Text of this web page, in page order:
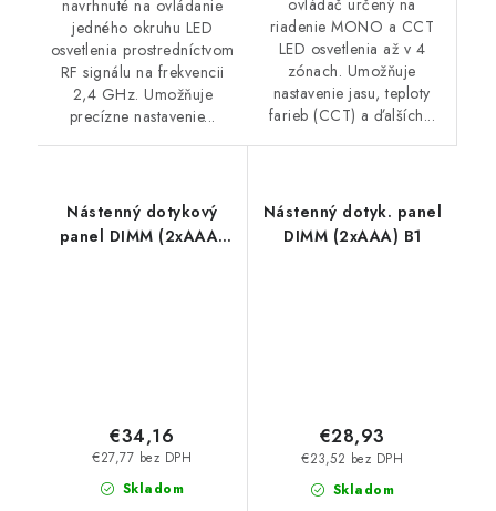
navrhnuté na ovládanie
jedného okruhu LED
osvetlenia prostredníctvom
RF signálu na frekvencii
2,4 GHz. Umožňuje
precízne nastavenie...
ovládač určený na
riadenie MONO a CCT
LED osvetlenia až v 4
zónach. Umožňuje
nastavenie jasu, teploty
farieb (CCT) a ďalších...
Nástenný dotykový
panel DIMM (2xAAA)
Skladom
€27,77 bez DPH
€34,16
Nástenný dotyk. panel
DIMM (2xAAA) B1
Skladom
€23,52 bez DPH
€28,93